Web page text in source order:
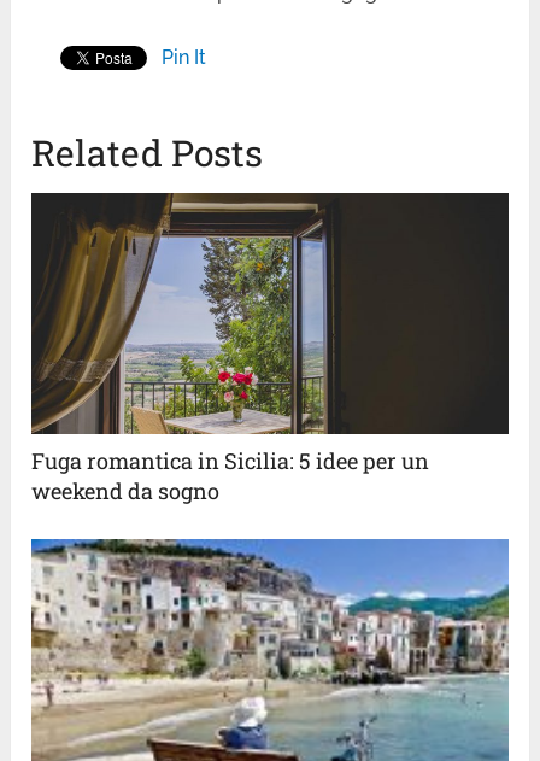
Pin It
Related Posts
Fuga romantica in Sicilia: 5 idee per un
weekend da sogno